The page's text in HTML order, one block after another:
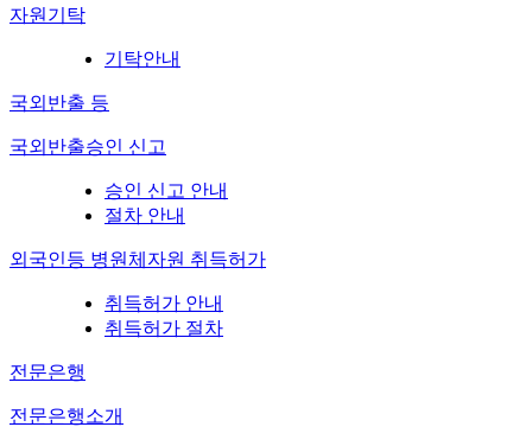
자원기탁
기탁안내
국외반출 등
국외반출승인 신고
승인 신고 안내
절차 안내
외국인등 병원체자원 취득허가
취득허가 안내
취득허가 절차
전문은행
전문은행소개